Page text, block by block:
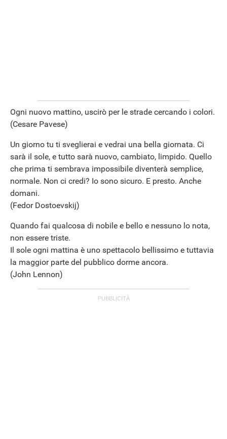
Ogni nuovo mattino, uscirò per le strade cercando i colori.
(Cesare Pavese)
Un giorno tu ti sveglierai e vedrai una bella giornata. Ci
sarà il sole, e tutto sarà nuovo, cambiato, limpido. Quello
che prima ti sembrava impossibile diventerà semplice,
normale. Non ci credi? Io sono sicuro. E presto. Anche
domani.
(Fedor Dostoevskij)
Quando fai qualcosa di nobile e bello e nessuno lo nota,
non essere triste.
Il sole ogni mattina è uno spettacolo bellissimo e tuttavia
la maggior parte del pubblico dorme ancora.
(John Lennon)